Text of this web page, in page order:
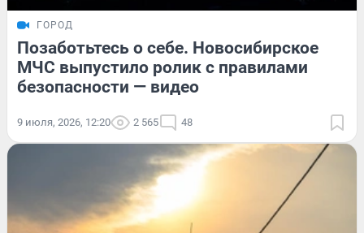
ГОРОД
Позаботьтесь о себе. Новосибирское
МЧС выпустило ролик с правилами
безопасности — видео
9 июля, 2026, 12:20 2 565 48